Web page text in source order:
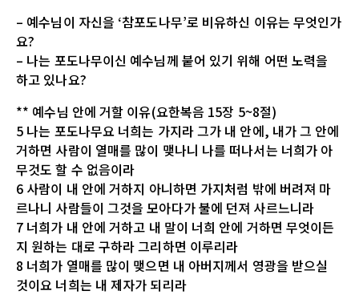
– 예수님이 자신을 ‘참포도나무’로 비유하신 이유는 무엇인가
요?
– 나는 포도나무이신 예수님께 붙어 있기 위해 어떤 노력을
하고 있나요?
** 예수님 안에 거할 이유(요한복음 15장 5~8절)
5 나는 포도나무요 너희는 가지라 그가 내 안에, 내가 그 안에
거하면 사람이 열매를 많이 맺나니 나를 떠나서는 너희가 아
무것도 할 수 없음이라
6 사람이 내 안에 거하지 아니하면 가지처럼 밖에 버려져 마
르나니 사람들이 그것을 모아다가 불에 던져 사르느니라
7 너희가 내 안에 거하고 내 말이 너희 안에 거하면 무엇이든
지 원하는 대로 구하라 그리하면 이루리라
8 너희가 열매를 많이 맺으면 내 아버지께서 영광을 받으실
것이요 너희는 내 제자가 되리라